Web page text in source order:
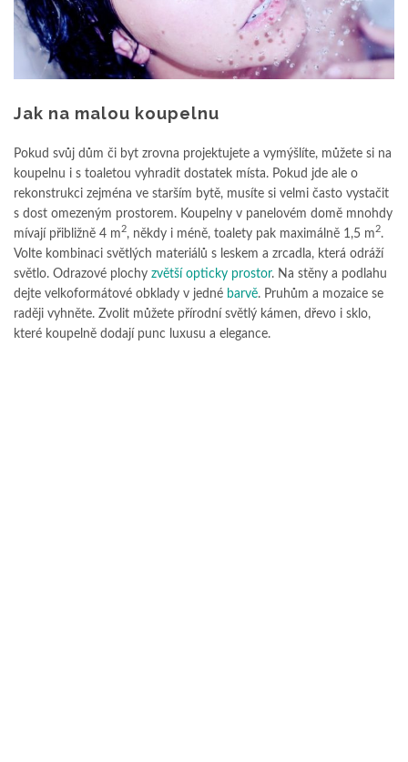
Jak na malou koupelnu
Pokud svůj dům či byt zrovna projektujete a vymýšlíte, můžete si na
koupelnu i s toaletou vyhradit dostatek místa. Pokud jde ale o
rekonstrukci zejména ve starším bytě, musíte si velmi často vystačit
s dost omezeným prostorem. Koupelny v panelovém domě mnohdy
mívají přibližně 4 m2, někdy i méně, toalety pak maximálně 1,5 m2.
Volte kombinaci světlých materiálů s leskem a zrcadla, která odráží
světlo. Odrazové plochy zvětší opticky prostor. Na stěny a podlahu
dejte velkoformátové obklady v jedné barvě. Pruhům a mozaice se
raději vyhněte. Zvolit můžete přírodní světlý kámen, dřevo i sklo,
které koupelně dodají punc luxusu a elegance.